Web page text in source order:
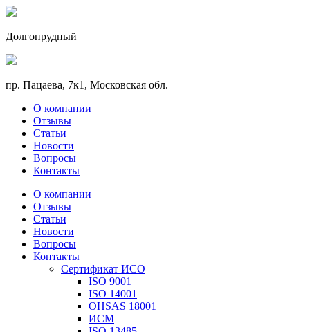
Долгопрудный
пр. Пацаева, 7к1, Московская обл.
О компании
Отзывы
Статьи
Новости
Вопросы
Контакты
О компании
Отзывы
Статьи
Новости
Вопросы
Контакты
Сертификат ИСО
ISO 9001
ISO 14001
OHSAS 18001
ИСМ